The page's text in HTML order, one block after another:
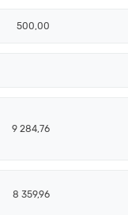
500,00
9 284,76
8 359,96